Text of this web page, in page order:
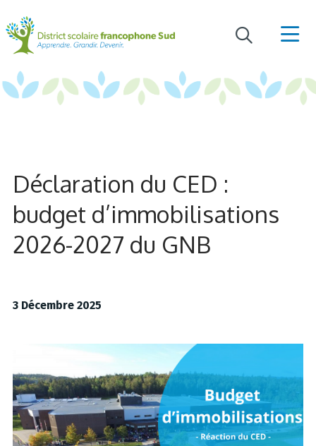
Déclaration du CED :
budget d’immobilisations
2026-2027 du GNB
3 Décembre 2025